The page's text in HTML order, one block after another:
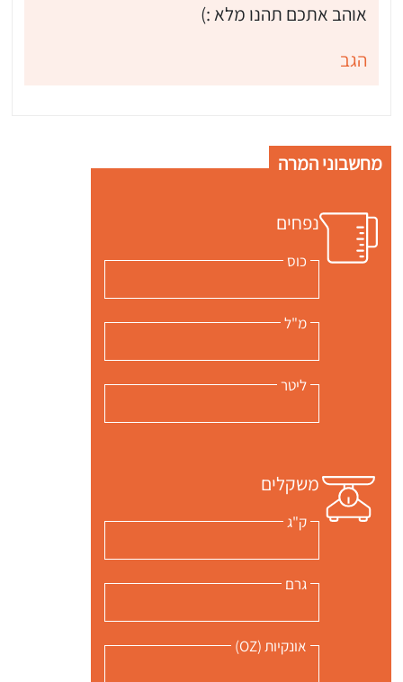
אוהב אתכם תהנו מלא :)
הגב
מחשבוני המרה
נפחים
כוס
מ"ל
ליטר
משקלים
ק"ג
גרם
אונקיות (OZ)